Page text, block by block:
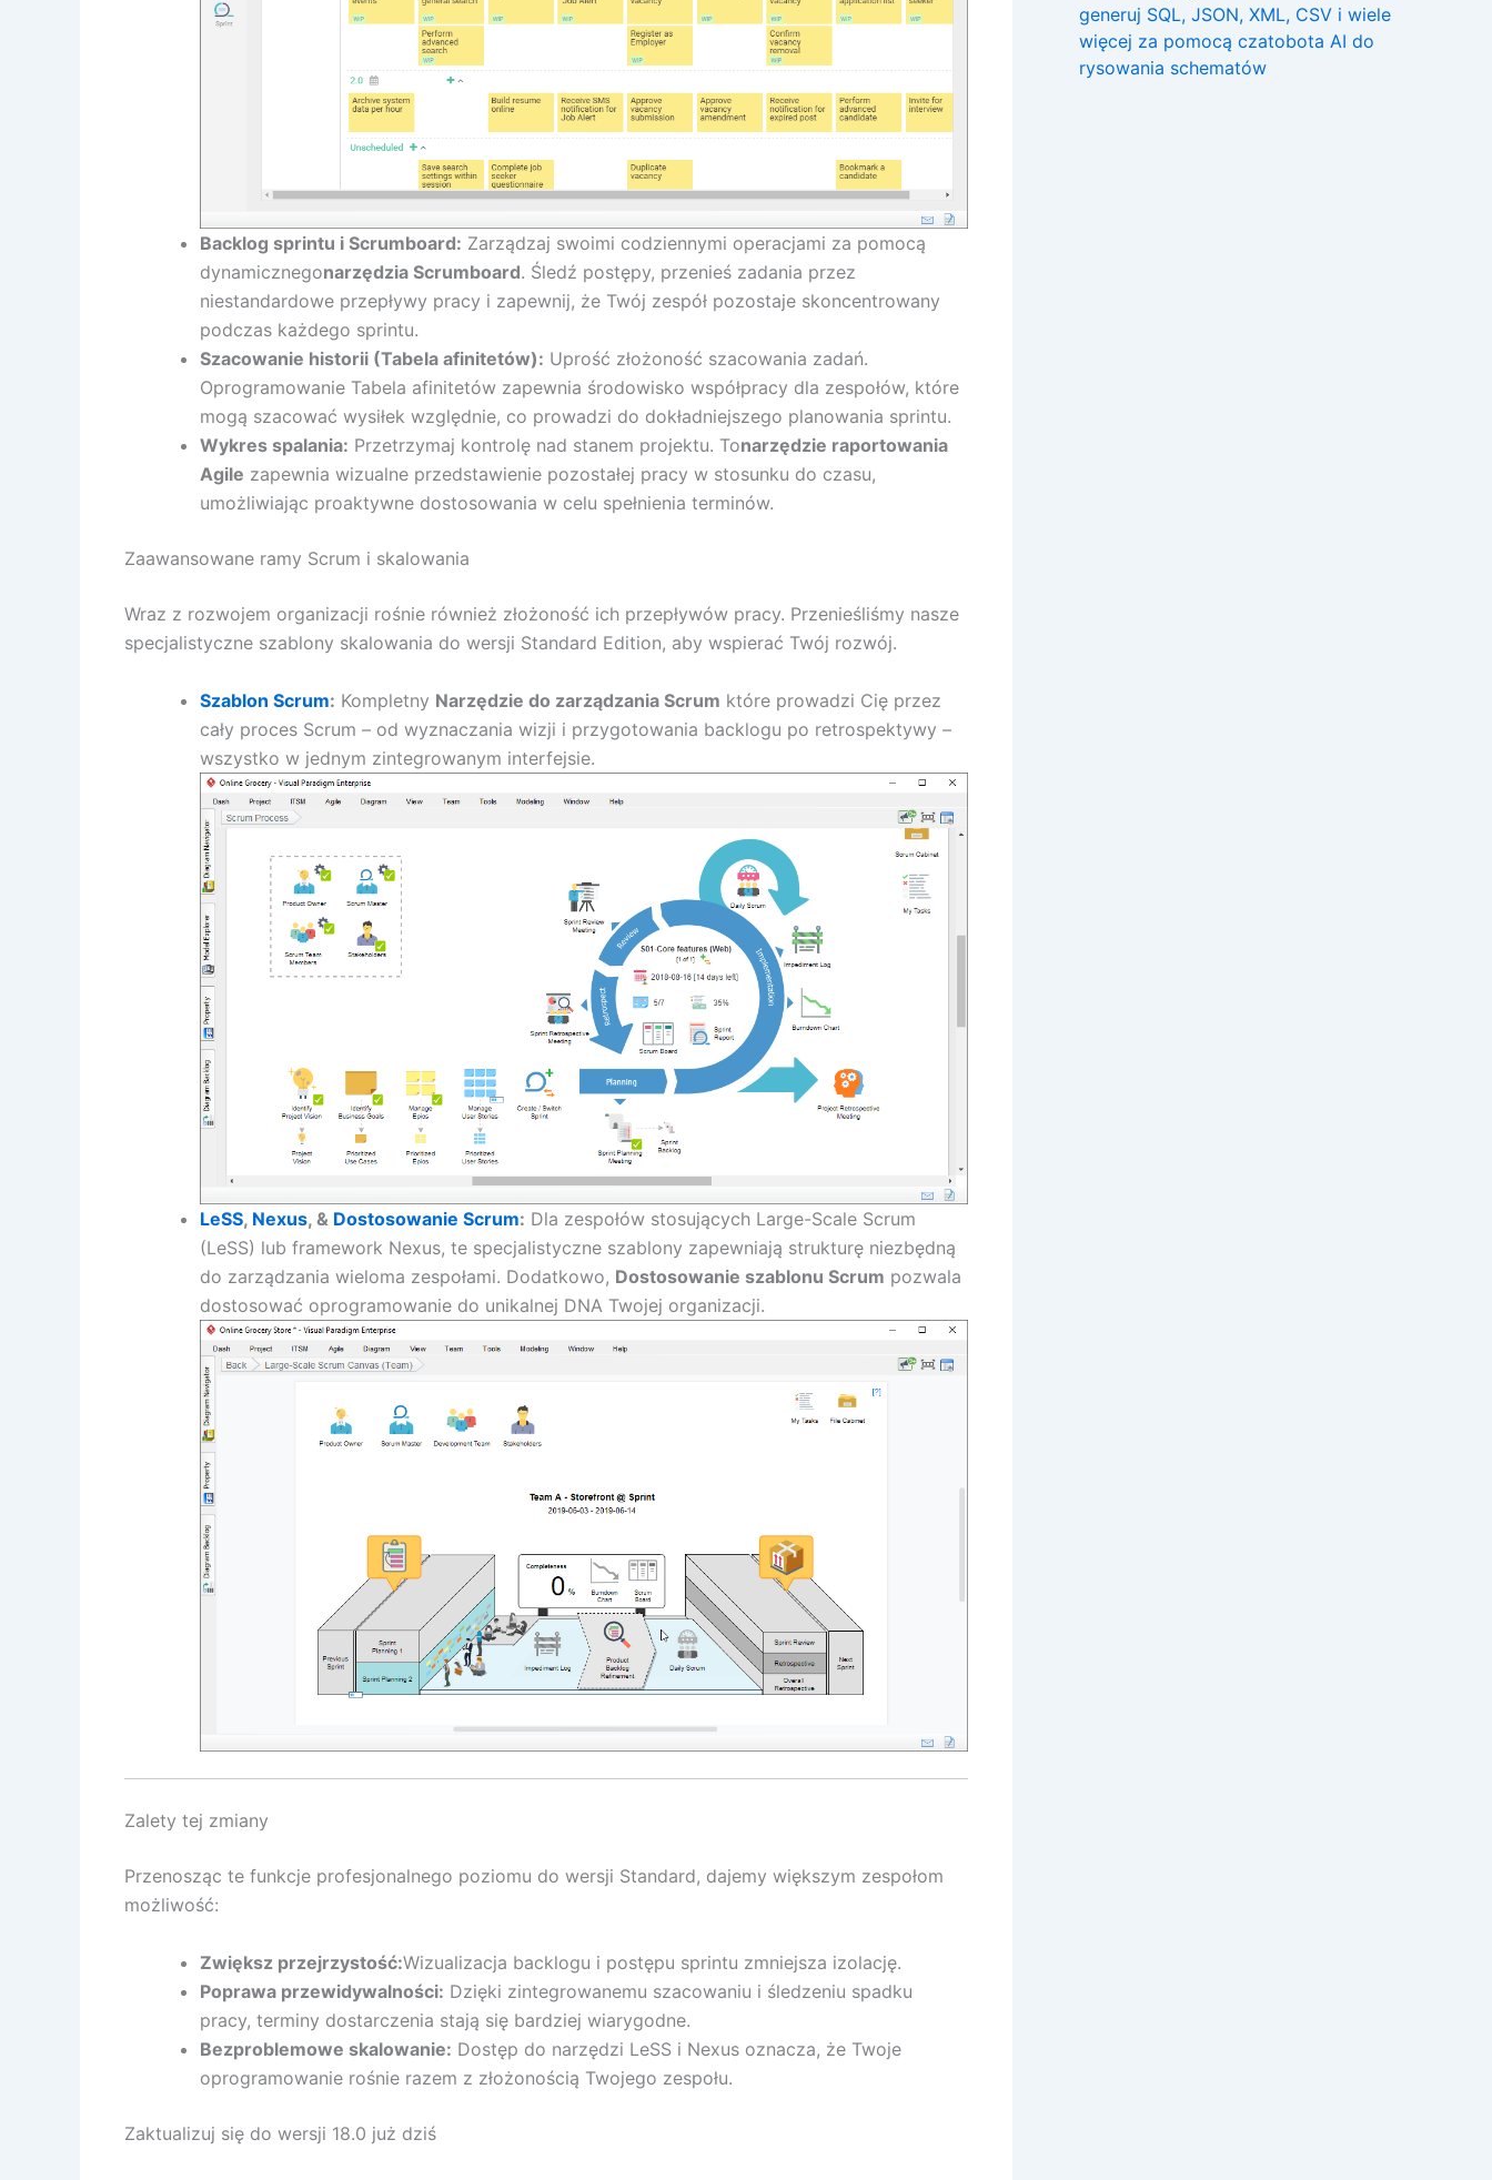
Backlog sprintu i Scrumboard: Zarządzaj swoimi codziennymi operacjami za pomocą
dynamicznegonarzędzia Scrumboard. Śledź postępy, przenieś zadania przez
niestandardowe przepływy pracy i zapewnij, że Twój zespół pozostaje skoncentrowany
podczas każdego sprintu.
Szacowanie historii (Tabela afinitetów): Uprość złożoność szacowania zadań.
Oprogramowanie Tabela afinitetów zapewnia środowisko współpracy dla zespołów, które
mogą szacować wysiłek względnie, co prowadzi do dokładniejszego planowania sprintu.
Wykres spalania: Przetrzymaj kontrolę nad stanem projektu. Tonarzędzie raportowania
Agile zapewnia wizualne przedstawienie pozostałej pracy w stosunku do czasu,
umożliwiając proaktywne dostosowania w celu spełnienia terminów.
Zaawansowane ramy Scrum i skalowania
Wraz z rozwojem organizacji rośnie również złożoność ich przepływów pracy. Przenieśliśmy nasze
specjalistyczne szablony skalowania do wersji Standard Edition, aby wspierać Twój rozwój.
Szablon Scrum: Kompletny Narzędzie do zarządzania Scrum które prowadzi Cię przez
cały proces Scrum – od wyznaczania wizji i przygotowania backlogu po retrospektywy –
wszystko w jednym zintegrowanym interfejsie.
LeSS, Nexus, & Dostosowanie Scrum: Dla zespołów stosujących Large-Scale Scrum
(LeSS) lub framework Nexus, te specjalistyczne szablony zapewniają strukturę niezbędną
do zarządzania wieloma zespołami. Dodatkowo, Dostosowanie szablonu Scrum pozwala
dostosować oprogramowanie do unikalnej DNA Twojej organizacji.
Zalety tej zmiany
Przenosząc te funkcje profesjonalnego poziomu do wersji Standard, dajemy większym zespołom
możliwość:
Zwiększ przejrzystość:Wizualizacja backlogu i postępu sprintu zmniejsza izolację.
Poprawa przewidywalności: Dzięki zintegrowanemu szacowaniu i śledzeniu spadku
pracy, terminy dostarczenia stają się bardziej wiarygodne.
Bezproblemowe skalowanie: Dostęp do narzędzi LeSS i Nexus oznacza, że Twoje
oprogramowanie rośnie razem z złożonością Twojego zespołu.
Zaktualizuj się do wersji 18.0 już dziś
generuj SQL, JSON, XML, CSV i wiele
więcej za pomocą czatobota AI do
rysowania schematów